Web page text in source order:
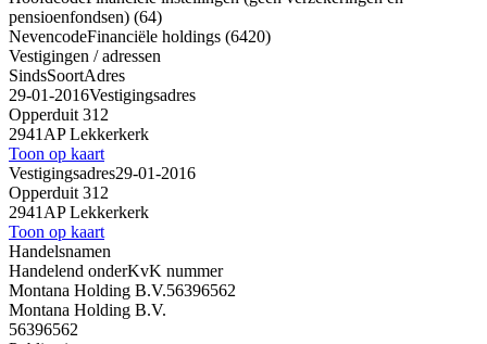
pensioenfondsen) (64)
NevencodeFinanciële holdings (6420)
Vestigingen / adressen
SindsSoortAdres
29-01-2016Vestigingsadres
Opperduit 312
2941AP Lekkerkerk
Toon op kaart
Vestigingsadres29-01-2016
Opperduit 312
2941AP Lekkerkerk
Toon op kaart
Handelsnamen
Handelend onderKvK nummer
Montana Holding B.V.56396562
Montana Holding B.V.
56396562